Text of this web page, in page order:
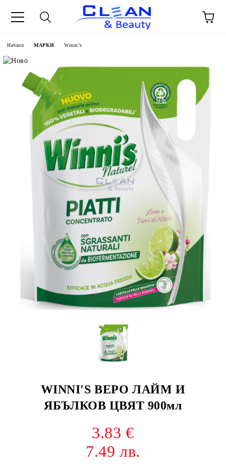
Начало МАРКИ Winni’s
WINNI'S ВЕРО ЛАЙМ И
ЯБЪЛКОВ ЦВЯТ 900мл
3.83 €
7.49 лв.